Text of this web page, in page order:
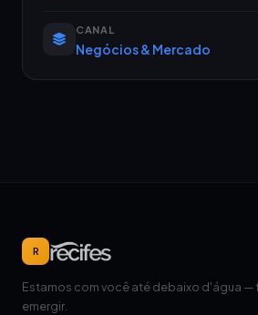
CANAL
Negócios & Mercado
R
Estamos com você até debaixo d'água —
emergir.